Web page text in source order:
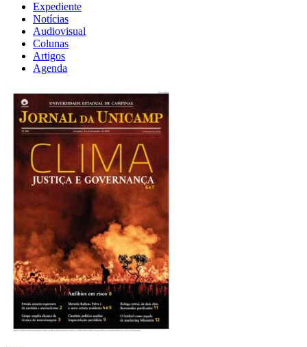
Expediente
Notícias
Audiovisual
Colunas
Artigos
Agenda